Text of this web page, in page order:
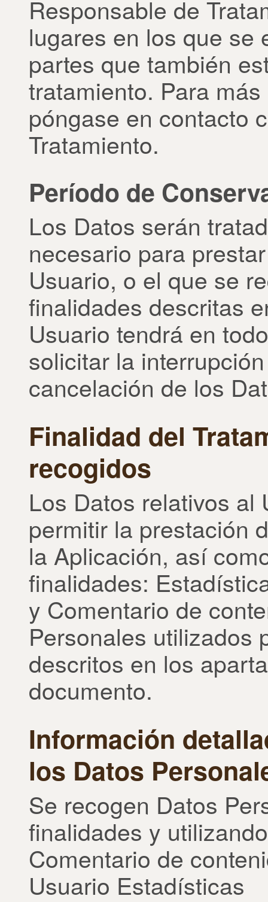
Responsable de
lugares en los que se
partes que también
tratamiento. Para
póngase en contacto
Tratamiento.
Período de
Los Datos serán
necesario para
Usuario, o el que se
finalidades descritas
Usuario tendrá en
solicitar la
cancelación de los
Finalidad del
recogidos
Los Datos relativos al
permitir la prestación
la Aplicación, así
finalidades:
y Comentario de
Personales utilizados
descritos en los
documento.
Información
los Datos
Se recogen Datos
finalidades y
Comentario de
Usuario Estadísticas